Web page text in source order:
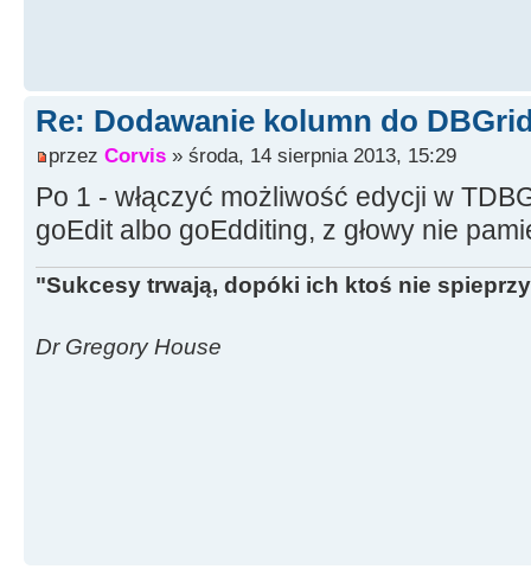
Re: Dodawanie kolumn do
przez Corvis » środa, 14 sierpnia 2013, 15:29
Po 1 - włączyć możliwość edycji w
goEdit albo goEdditing, z głowy nie
"Sukcesy trwają, dopóki ich ktoś nie
Dr Gregory House